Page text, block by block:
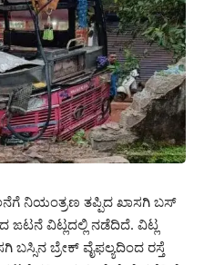
ನಿಯಂತ್ರಣ ತಪ್ಪಿದ ಖಾಸಗಿ ಬಸ್
ವಿಟ್ಲದಲ್ಲಿ ನಡೆದಿದೆ. ವಿಟ್ಲ
ಬ್ರೇಕ್ ವೈಫಲ್ಯದಿಂದ ರಸ್ತೆ